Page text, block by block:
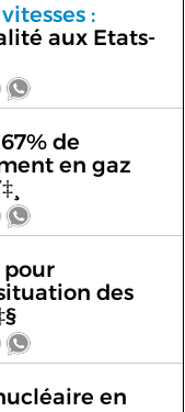
:
aux Etats-
de
en gaz
des
en